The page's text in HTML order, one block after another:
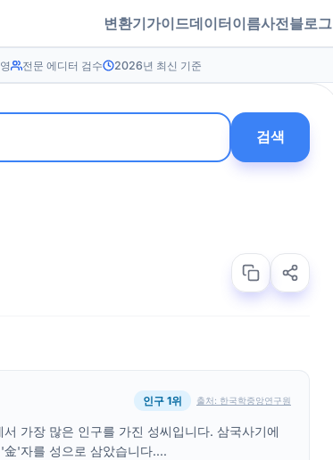
변환기가이드데이터이름사전블로그
전문 에디터 검수 2026년 최신 기준
검색
인구 1위 출처: 한국학중앙연구원
가장 많은 인구를 가진 성씨입니다. 삼국사기에
'자를 성으로 삼았습니다....